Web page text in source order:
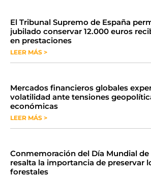
​El Tribunal Supremo de España
jubilado conservar 12.000 euros
en prestaciones
LEER MÁS >
Mercados financieros globales
volatilidad ante tensiones
económicas
LEER MÁS >
Conmemoración del Día Mundial de
resalta la importancia de preservar
forestales